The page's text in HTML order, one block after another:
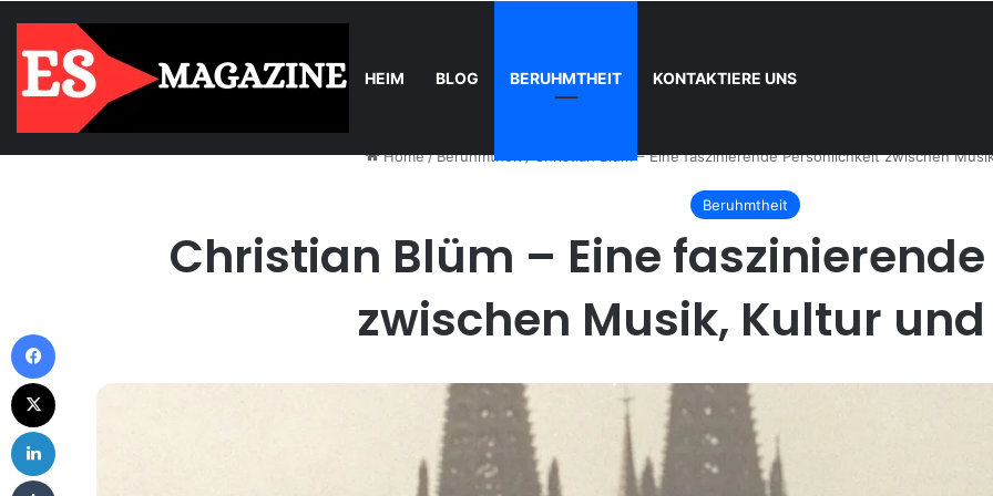
HEIM BLOG BERUHMTHEIT KONTAKTIERE UNS
Friday, August 7 2026 Trend Balkonkraftwerk-Upgrade: Wann und wie registrieren
Home/Beruhmtheit Christian Blüm – Eine faszinierende Persönlichkeit zwischen
Beruhmtheit
Christian Blüm – Eine
zwischen Musik, Kultur und